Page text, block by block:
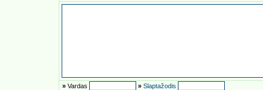
» Vardas » Slaptažodis